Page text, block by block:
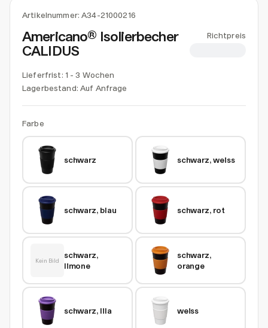
Artikelnummer:A34-21000216
Americano® Isolierbecher
CALIDUS
Richtpreis
Lieferfrist: 1 - 3 Wochen
Lagerbestand: Auf Anfrage
Farbe
schwarz schwarz, weiss
schwarz, blau schwarz, rot
Kein Bild
schwarz,
limone
schwarz,
orange
schwarz, lila weiss